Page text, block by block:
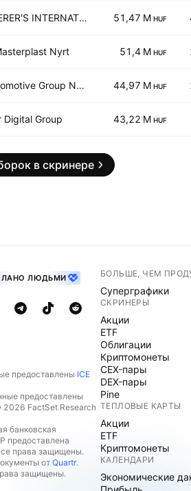
WABERER'S INTERNATIONAL NYRT. 51,47 M HUF
Nyrt 51,4 M HUF
Raba Automotive Group Nyrt. 44,97 M HUF
Digital Group 43,22 M HUF
в скринере
ЛЮДЬМИ
предоставлены ICE
предоставлены
FactSet Research
банковская
предоставлена
права защищены.
от Quartr.
защищены.
БОЛЬШЕ, ЧЕМ
Суперграфики
СКРИНЕРЫ
Акции
ETF
Облигации
Криптомонеты
CEX-пары
DEX-пары
Pine
ТЕПЛОВЫЕ КАРТЫ
Акции
ETF
Криптомонеты
КАЛЕНДАРИ
Экономические